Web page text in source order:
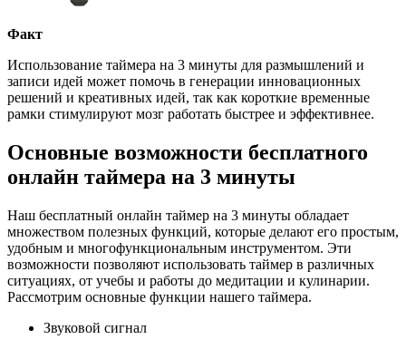
Факт
Использование таймера на 3 минуты для размышлений и
записи идей может помочь в генерации инновационных
решений и креативных идей, так как короткие временные
рамки стимулируют мозг работать быстрее и эффективнее.
Основные возможности бесплатного
онлайн таймера на 3 минуты
Наш бесплатный онлайн таймер на 3 минуты обладает
множеством полезных функций, которые делают его простым,
удобным и многофункциональным инструментом. Эти
возможности позволяют использовать таймер в различных
ситуациях, от учебы и работы до медитации и кулинарии.
Рассмотрим основные функции нашего таймера.
Звуковой сигнал